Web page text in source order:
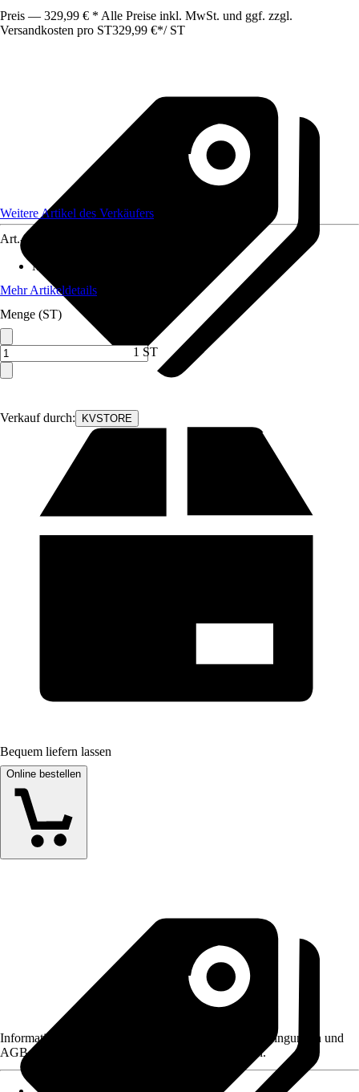
Preis — 329,99 € * Alle Preise inkl. MwSt. und ggf. zzgl.
Versandkosten pro ST329,99 €*/ ST
Verkauf durch: KVSTORE
Weitere Artikel des Verkäufers
Art.-Nr.
Maße (BxHxT)
Mehr Artikeldetails
Menge (ST)
1 ST
Bequem liefern lassen
Online bestellen
Informationen des Verkäufers, wie z. B. Rückgabebedingungen und
AGB, finden Sie bei Klick auf den Verkäufernamen.